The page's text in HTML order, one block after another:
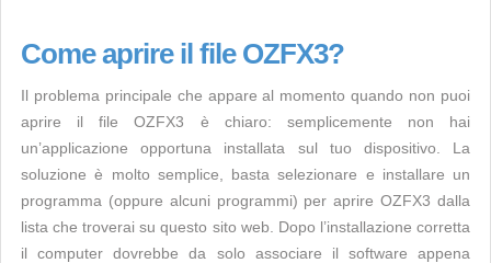
Come aprire il file OZFX3?
Il problema principale che appare al momento quando non puoi
aprire il file OZFX3 è chiaro: semplicemente non hai
un’applicazione opportuna installata sul tuo dispositivo. La
soluzione è molto semplice, basta selezionare e installare un
programma (oppure alcuni programmi) per aprire OZFX3 dalla
lista che troverai su questo sito web. Dopo l’installazione corretta
il computer dovrebbe da solo associare il software appena